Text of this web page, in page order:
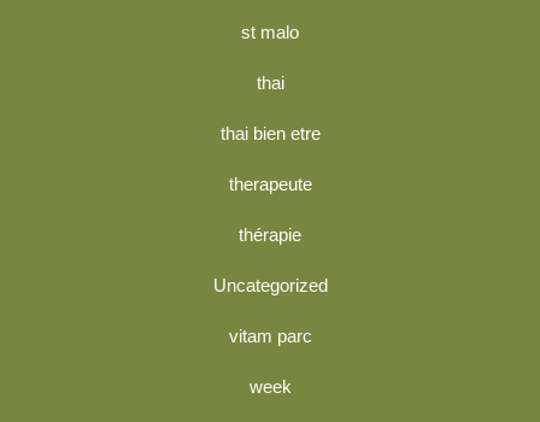
st malo
thai
thai bien etre
therapeute
thérapie
Uncategorized
vitam parc
week